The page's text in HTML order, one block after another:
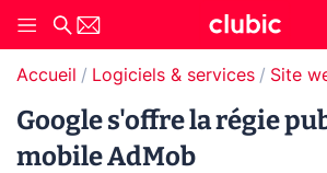
Accueil Logiciels & services Site
Google s'offre la régie
mobile AdMob